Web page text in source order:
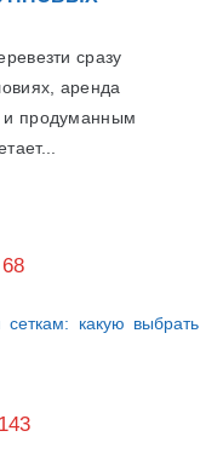
сразу
аренда
и продуманным
какую выбрать